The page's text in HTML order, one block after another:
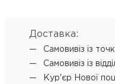
REPAIR
Доставка:
Самовивіз iз
Самовивіз iз
Кур'єр Нової